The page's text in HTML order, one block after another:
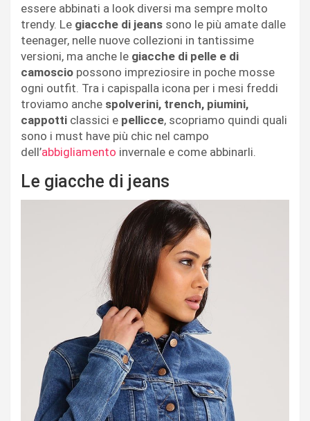
essere abbinati a look diversi ma sempre molto
trendy. Le giacche di jeans sono le più amate dalle
teenager, nelle nuove collezioni in tantissime
versioni, ma anche le giacche di pelle e di
camoscio possono impreziosire in poche mosse
ogni outfit. Tra i capispalla icona per i mesi freddi
troviamo anche spolverini, trench, piumini,
cappotti classici e pellicce, scopriamo quindi quali
sono i must have più chic nel campo
dell’abbigliamento invernale e come abbinarli.
Le giacche di jeans